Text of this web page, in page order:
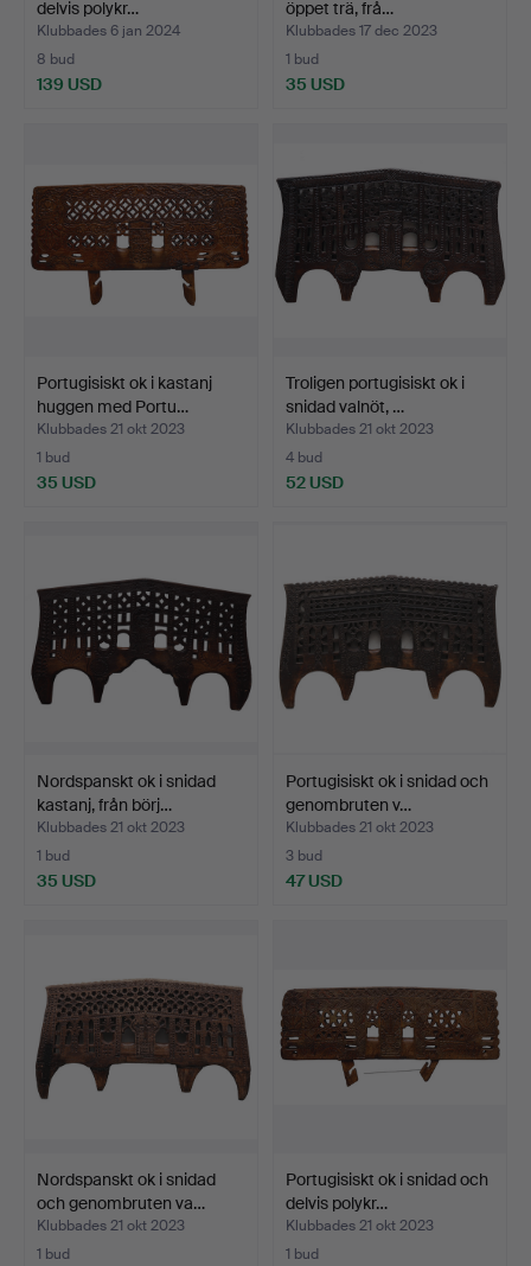
delvis polykr…
Klubbades 6 jan 2024
8 bud
139 USD
öppet trä, frå…
Klubbades 17 dec 2023
1 bud
35 USD
Portugisiskt ok i kastanj
huggen med Portu…
Klubbades 21 okt 2023
1 bud
35 USD
Troligen portugisiskt ok i
snidad valnöt, …
Klubbades 21 okt 2023
4 bud
52 USD
Nordspanskt ok i snidad
kastanj, från börj…
Klubbades 21 okt 2023
1 bud
35 USD
Portugisiskt ok i snidad och
genombruten v…
Klubbades 21 okt 2023
3 bud
47 USD
Nordspanskt ok i snidad
och genombruten va…
Klubbades 21 okt 2023
1 bud
Portugisiskt ok i snidad och
delvis polykr…
Klubbades 21 okt 2023
1 bud